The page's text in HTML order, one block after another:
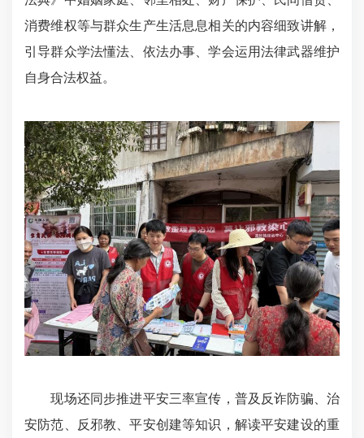
消费维权等与群众生产生活息息相关的内容细致讲解，
引导群众学法懂法、依法办事、学会运用法律武器维护
自身合法权益。
现场还同步推进平安三率宣传，普及反诈防骗、治
安防范、反邪教、平安创建等知识，解读平安建设的重